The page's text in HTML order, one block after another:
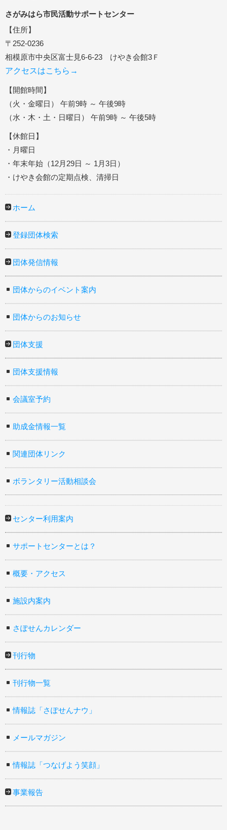
さがみはら市民活動サポートセンター
【住所】
〒252-0236
相模原市中央区富士見6-6-23 けやき会館3Ｆ
アクセスはこちら→
【開館時間】
（火・金曜日） 午前9時 ～ 午後9時
（水・木・土・日曜日） 午前9時 ～ 午後5時
【休館日】
・月曜日
・年末年始（12月29日 ～ 1月3日）
・けやき会館の定期点検、清掃日
ホーム
登録団体検索
団体発信情報
団体からのイベント案内
団体からのお知らせ
団体支援
団体支援情報
会議室予約
助成金情報一覧
関連団体リンク
ボランタリー活動相談会
センター利用案内
サポートセンターとは？
概要・アクセス
施設内案内
さぽせんカレンダー
刊行物
刊行物一覧
情報誌「さぽせんナウ」
メールマガジン
情報誌「つなげよう笑顔」
事業報告